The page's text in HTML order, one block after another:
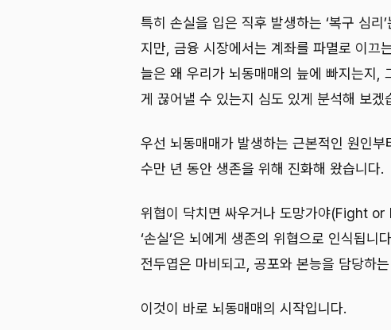
특히 손실을 입은 직후 발생하는 ‘복구 심리
지만, 금융 시장에서는 계좌를 파멸로 이끄
늘은 왜 우리가 뇌동매매의 늪에 빠지는지,
게 끊어낼 수 있는지 심도 있게 분석해 보겠
우선 뇌동매매가 발생하는 근본적인 원인
수만 년 동안 생존을 위해 진화해 왔습니다.
위협이 닥치면 싸우거나 도망가야(Fight or
‘손실’은 뇌에게 생존의 위협으로 인식됩니
전두엽은 마비되고, 공포와 본능을 담당하
이것이 바로 뇌동매매의 시작입니다.